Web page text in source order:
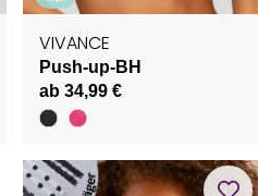
VIVANCE
Push-up-BH
ab 34,99 €